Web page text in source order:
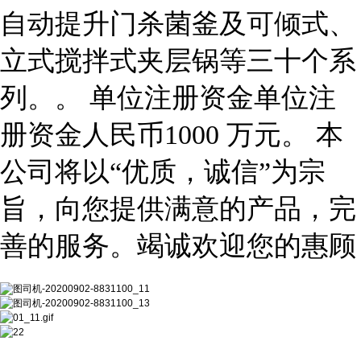
自动提升门杀菌釜及可倾式、
立式搅拌式夹层锅等三十个系
列。。 单位注册资金单位注
册资金人民币1000 万元。
本
公司将以“优质，诚信”为宗
旨， 向您提供满意的产品，完
善的服务。竭诚欢迎您的惠顾